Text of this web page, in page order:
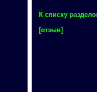
К списку
[отзыв]